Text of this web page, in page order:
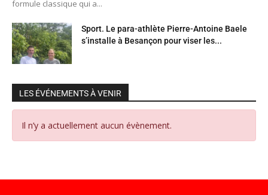
formule classique qui a...
Sport. Le para-athlète Pierre-Antoine Baele
s’installe à Besançon pour viser les...
LES ÉVÉNEMENTS À VENIR
Il n’y a actuellement aucun évènement.